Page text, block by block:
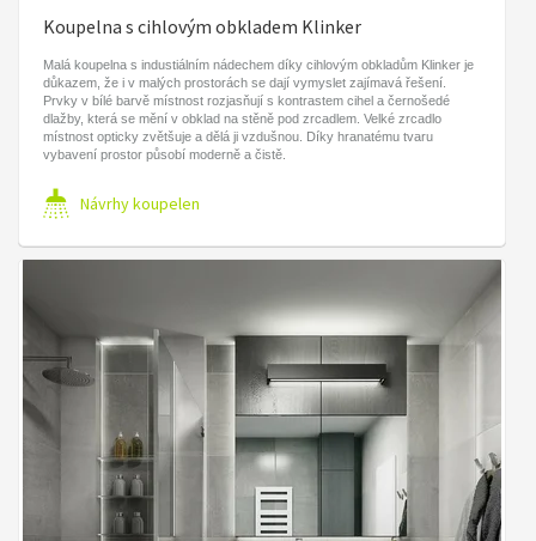
Koupelna s cihlovým obkladem Klinker
Malá koupelna s industiálním nádechem díky cihlovým obkladům Klinker je
důkazem, že i v malých prostorách se dají vymyslet zajímavá řešení.
Prvky v bílé barvě místnost rozjasňují s kontrastem cihel a černošedé
dlažby, která se mění v obklad na stěně pod zrcadlem. Velké zrcadlo
místnost opticky zvětšuje a dělá ji vzdušnou. Díky hranatému tvaru
vybavení prostor působí moderně a čistě.
Návrhy koupelen